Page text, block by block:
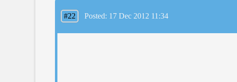
#22 Posted: 17 Dec 2012 11:34